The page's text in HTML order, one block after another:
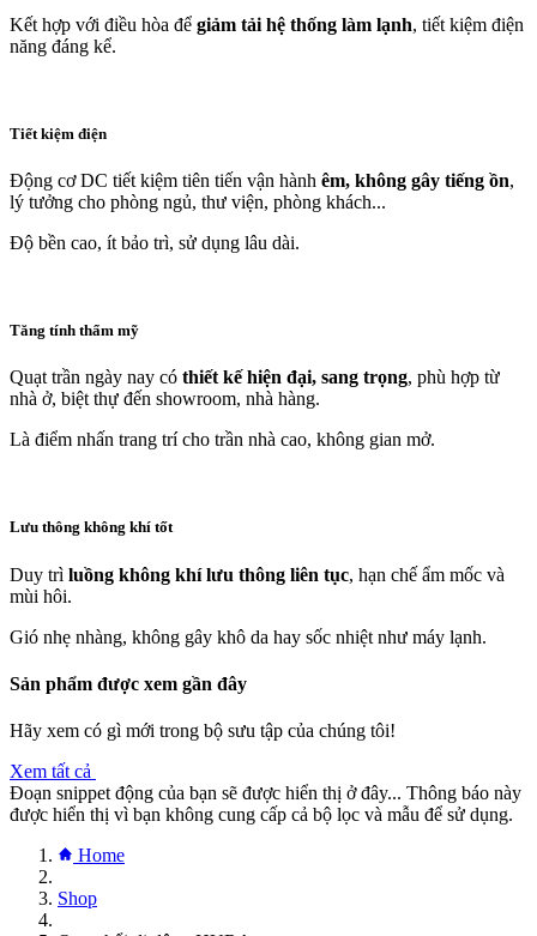
Kết hợp với điều hòa để giảm tải hệ thống làm lạnh, tiết kiệm điện
năng đáng kể.
Tiết kiệm điện
Động cơ DC tiết kiệm tiên tiến vận hành êm, không gây tiếng ồn,
lý tưởng cho phòng ngủ, thư viện, phòng khách...
Độ bền cao, ít bảo trì, sử dụng lâu dài.
Tăng tính thẩm mỹ
Quạt trần ngày nay có thiết kế hiện đại, sang trọng, phù hợp từ
nhà ở, biệt thự đến showroom, nhà hàng.
Là điểm nhấn trang trí cho trần nhà cao, không gian mở.
Lưu thông không khí tốt
Duy trì luồng không khí lưu thông liên tục, hạn chế ẩm mốc và
mùi hôi.
Gió nhẹ nhàng, không gây khô da hay sốc nhiệt như máy lạnh.
Sản phẩm được xem gần đây
Hãy xem có gì mới trong bộ sưu tập của chúng tôi!
Xem tất cả
Đoạn snippet động của bạn sẽ được hiển thị ở đây... Thông báo này
được hiển thị vì bạn không cung cấp cả bộ lọc và mẫu để sử dụng.
Home
Shop